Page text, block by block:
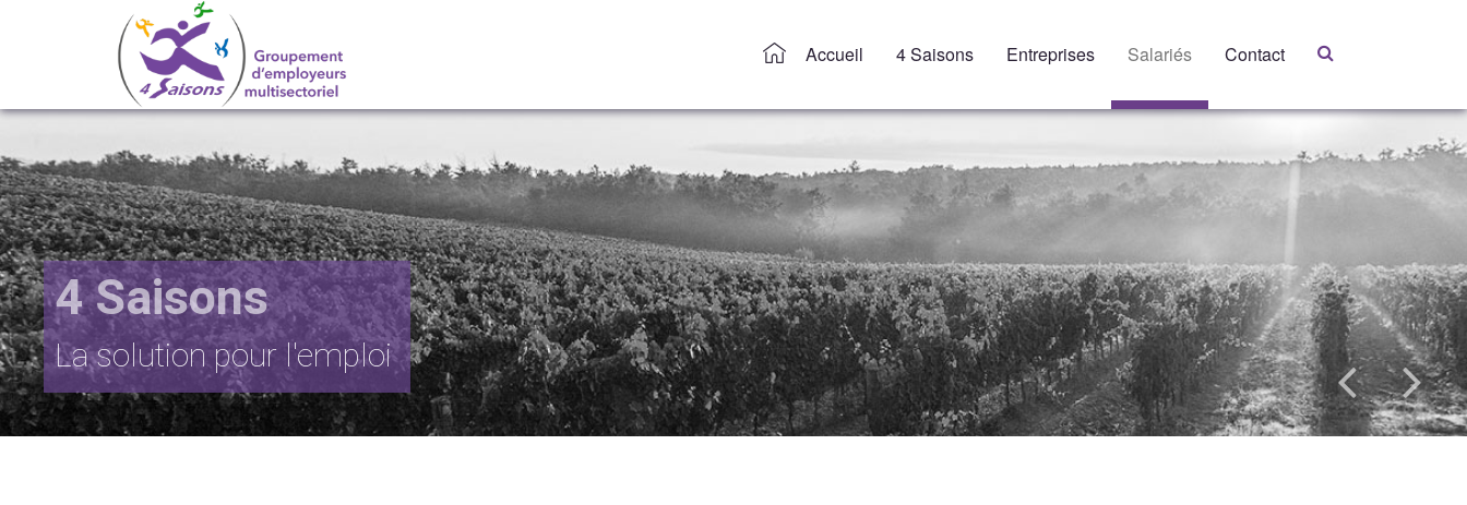
Accueil 4 Saisons Entreprises Salariés Contact
4 Saisons
La solution pour l'emploi
685
Salariés recrutés chaque année
231
entreprises adhérentes
4 Saisons
Groupement
d'employeurs
multisectoriel